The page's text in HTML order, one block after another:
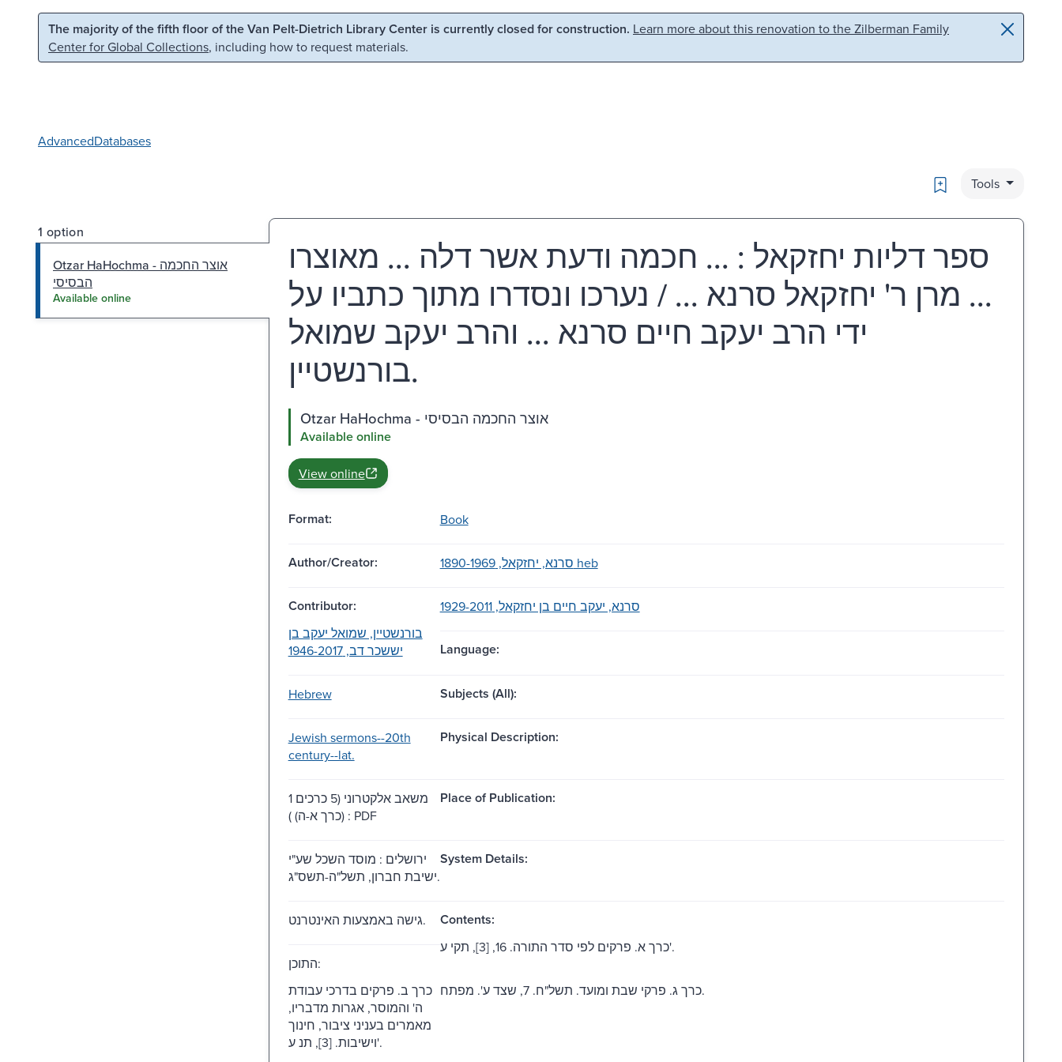
Skip to main content Skip to search
The majority of the fifth floor of the Van Pelt-Dietrich Library Center is currently closed for construction. Learn more about this renovation to the Zilberman Family
Center for Global Collections, including how to request materials.
AdvancedDatabases
Bookmark
Tools
1 option
Otzar HaHochma - אוצר החכמה
הבסיסי
Available online
ספר דליות יחזקאל : ... חכמה ודעת אשר דלה ... מאוצרו
... מרן ר' יחזקאל סרנא ... / נערכו ונסדרו מתוך כתביו על
ידי הרב יעקב חיים סרנא ... והרב יעקב שמואל
בורנשטיין.
Otzar HaHochma - אוצר החכמה הבסיסי
Available online
View online
Format: Book
Author/Creator: סרנא, יחזקאל, 1890-1969 heb
Contributor:
סרנא, יעקב חיים בן יחזקאל, 1929-2011
בורנשטיין, שמואל יעקב בן
יששכר דב, 1946-2017
Language:
Hebrew Subjects (All):
Jewish sermons--20th
century--lat.
Physical Description:
1 משאב אלקטרוני (5 כרכים
(כרך א-ה) ) : PDF
Place of Publication:
ירושלים : מוסד השכל שע"י
ישיבת חברון, תשל"ה-תשס"ג.
System Details:
גישה באמצעות האינטרנט. Contents:
התוכן:
כרך א. פרקים לפי סדר התורה. 16, [3], תקי ע'.
כרך ב. פרקים בדרכי עבודת
ה' והמוסר, אגרות מדבריו,
מאמרים בעניני ציבור, חינוך
וישיבות. [3], תנ ע'.
כרך ג. פרקי שבת ומועד. תשל"ח. 7, שצד ע'. מפתח.